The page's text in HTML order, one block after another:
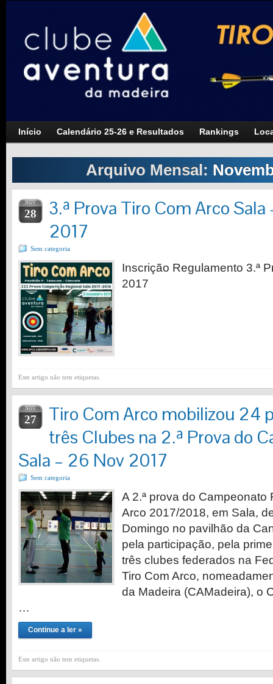
Início Calendário 25-26 e Resultados Rankings
Arquivo Mensal:
NOV
28
3.ª Prova Tiro Com Arco
2017
Sem categoria
Inscrição Regulamento 3.ª
2017
Este artigo não tem etiquetas.
NOV
27
Tiro Com Arco mobilizou 24
três Clubes na 2.ª Prova do
Sala – 26 Nov 2017
Sem categoria
A 2.ª prova do Campeonato
Arco 2017/2018, em Sala,
Domingo no pavilhão da
pela participação, pela
três clubes federados na
Tiro Com Arco,
da Madeira (CAMadeira), o
…
Continue a ler »
Este artigo não tem etiquetas.